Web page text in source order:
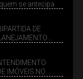
se antecipa
DE
IMÓVEIS NO